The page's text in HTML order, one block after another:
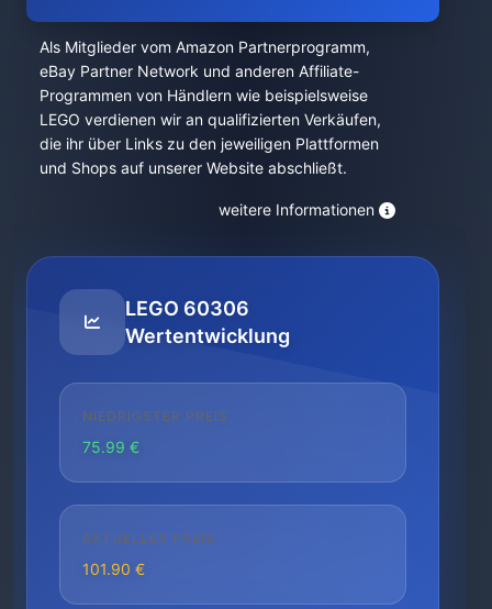
Als Mitglieder vom Amazon Partnerprogramm,
eBay Partner Network und anderen Affiliate-
Programmen von Händlern wie beispielsweise
LEGO verdienen wir an qualifizierten Verkäufen,
die ihr über Links zu den jeweiligen Plattformen
und Shops auf unserer Website abschließt.
weitere Informationen
LEGO 60306
Wertentwicklung
NIEDRIGSTER PREIS
75.99 €
AKTUELLER PREIS
101.90 €